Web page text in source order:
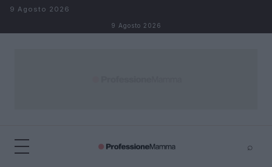
Salta al contenuto
9 Agosto 2026
9 Agosto 2026
⌕